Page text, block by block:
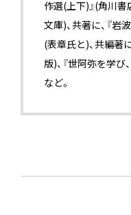
作選(上下)』(角川書
文庫)、共著に、『岩
(表章氏と)、共編著
版)、『世阿弥を学
など。